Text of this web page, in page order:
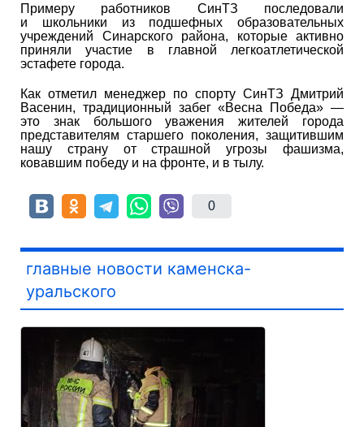
Примеру работников СинТЗ последовали
и школьники из подшефных образовательных
учреждений Синарского района, которые активно
приняли участие в главной легкоатлетической
эстафете города.
Как отметил менеджер по спорту СинТЗ Дмитрий
Васенин, традиционный забег «Весна Победа» —
это знак большого уважения жителей города
представителям старшего поколения, защитившим
нашу страну от страшной угрозы фашизма,
ковавшим победу и на фронте, и в тылу.
0
главные новости каменска-
уральского